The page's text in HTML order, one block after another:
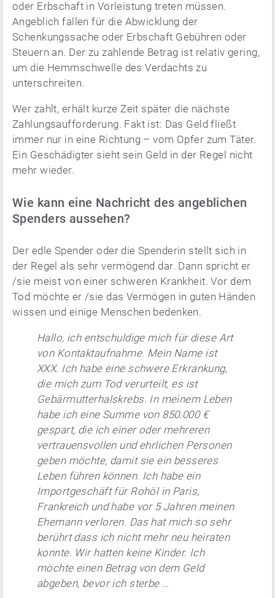
oder Erbschaft in Vorleistung treten müssen.
Angeblich fallen für die Abwicklung der
Schenkungssache oder Erbschaft Gebühren oder
Steuern an. Der zu zahlende Betrag ist relativ gering,
um die Hemmschwelle des Verdachts zu
unterschreiten.
Wer zahlt, erhält kurze Zeit später die nächste
Zahlungsaufforderung. Fakt ist: Das Geld fließt
immer nur in eine Richtung – vom Opfer zum Täter.
Ein Geschädigter sieht sein Geld in der Regel nicht
mehr wieder.
Wie kann eine Nachricht des angeblichen
Spenders aussehen?
Der edle Spender oder die Spenderin stellt sich in
der Regel als sehr vermögend dar. Dann spricht er
/sie meist von einer schweren Krankheit. Vor dem
Tod möchte er /sie das Vermögen in guten Händen
wissen und einige Menschen bedenken.
Hallo, ich entschuldige mich für diese Art
von Kontaktaufnahme. Mein Name ist
XXX. Ich habe eine schwere Erkrankung,
die mich zum Tod verurteilt, es ist
Gebärmutterhalskrebs. In meinem Leben
habe ich eine Summe von 850.000 €
gespart, die ich einer oder mehreren
vertrauensvollen und ehrlichen Personen
geben möchte, damit sie ein besseres
Leben führen können. Ich habe ein
Importgeschäft für Rohöl in Paris,
Frankreich und habe vor 5 Jahren meinen
Ehemann verloren. Das hat mich so sehr
berührt dass ich nicht mehr neu heiraten
konnte. Wir hatten keine Kinder. Ich
möchte einen Betrag von dem Geld
abgeben, bevor ich sterbe …